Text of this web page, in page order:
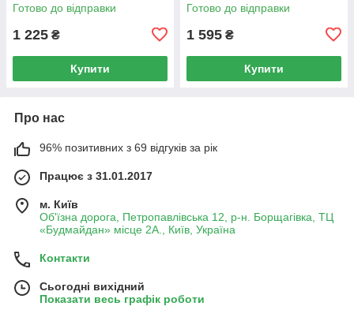
Готово до відправки
1 225 ₴
Купити
Готово до відправки
1 595 ₴
Купити
Про нас
96% позитивних з 69 відгуків за рік
Працює з 31.01.2017
м. Київ
Об'їзна дорога, Петропавлівська 12, р-н. Борщагівка, ТЦ
«Будмайдан» місце 2А., Київ, Україна
Контакти
Сьогодні вихідний
Показати весь графік роботи